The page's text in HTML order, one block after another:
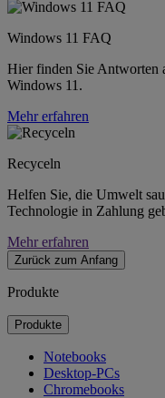
Windows 11 FAQ
Hier finden Sie Antworten
Windows 11.
Mehr erfahren
Recyceln
Helfen Sie, die Umwelt
Technologie in Zahlung
Mehr erfahren
Zurück zum Anfang
Produkte
Produkte
Notebooks
Desktop-PCs
Chromebooks